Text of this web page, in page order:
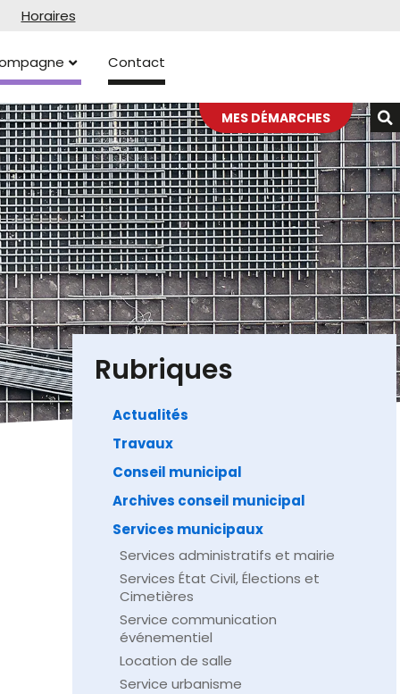
Horaires
Contact
MES DÉMARCHES
Rubriques
Actualités
Travaux
Conseil municipal
Archives conseil municipal
Services municipaux
Services administratifs et mairie
Services État Civil, Élections et
Cimetières
Service communication
événementiel
Location de salle
Service urbanisme